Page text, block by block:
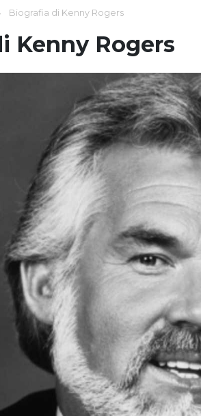
Biografia di Kenny Rogers
Kenny Rogers